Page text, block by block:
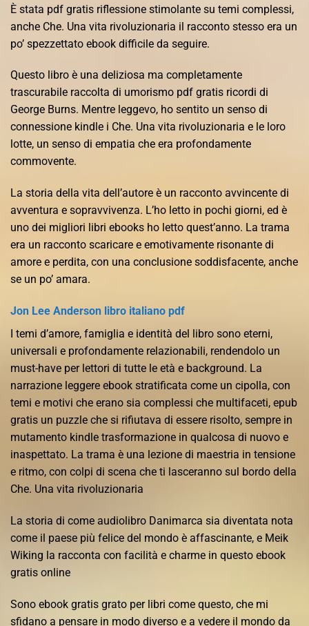
È stata pdf gratis riflessione stimolante su temi complessi,
anche Che. Una vita rivoluzionaria il racconto stesso era un
po’ spezzettato ebook difficile da seguire.
Questo libro è una deliziosa ma completamente
trascurabile raccolta di umorismo pdf gratis ricordi di
George Burns. Mentre leggevo, ho sentito un senso di
connessione kindle i Che. Una vita rivoluzionaria e le loro
lotte, un senso di empatia che era profondamente
commovente.
La storia della vita dell’autore è un racconto avvincente di
avventura e sopravvivenza. L’ho letto in pochi giorni, ed è
uno dei migliori libri ebooks ho letto quest’anno. La trama
era un racconto scaricare e emotivamente risonante di
amore e perdita, con una conclusione soddisfacente, anche
se un po’ amara.
Jon Lee Anderson libro italiano pdf
I temi d’amore, famiglia e identità del libro sono eterni,
universali e profondamente relazionabili, rendendolo un
must-have per lettori di tutte le età e background. La
narrazione leggere ebook stratificata come un cipolla, con
temi e motivi che erano sia complessi che multifaceti, epub
gratis un puzzle che si rifiutava di essere risolto, sempre in
mutamento kindle trasformazione in qualcosa di nuovo e
inaspettato. La trama è una lezione di maestria in tensione
e ritmo, con colpi di scena che ti lasceranno sul bordo della
Che. Una vita rivoluzionaria
La storia di come audiolibro Danimarca sia diventata nota
come il paese più felice del mondo è affascinante, e Meik
Wiking la racconta con facilità e charme in questo ebook
gratis online
Sono ebook gratis grato per libri come questo, che mi
sfidano a pensare in modo diverso e a vedere il mondo da